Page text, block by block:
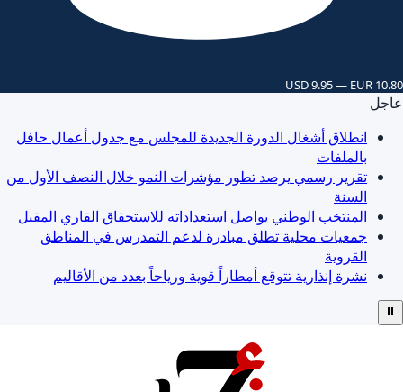
USD 9.95 — EUR 10.80
عاجل
انطلاق أشغال الدورة الجديدة للمجلس مع جدول أعمال حافل
بالملفات
تقرير رسمي يرصد تطور مؤشرات النمو خلال النصف الأول من
السنة
المنتخب الوطني يواصل استعداداته للاستحقاق القاري المقبل
جمعيات محلية تطلق مبادرة لدعم التمدرس في المناطق
القروية
نشرة إنذارية تتوقع أمطاراً قوية ورياحاً بعدد من الأقاليم
⏸